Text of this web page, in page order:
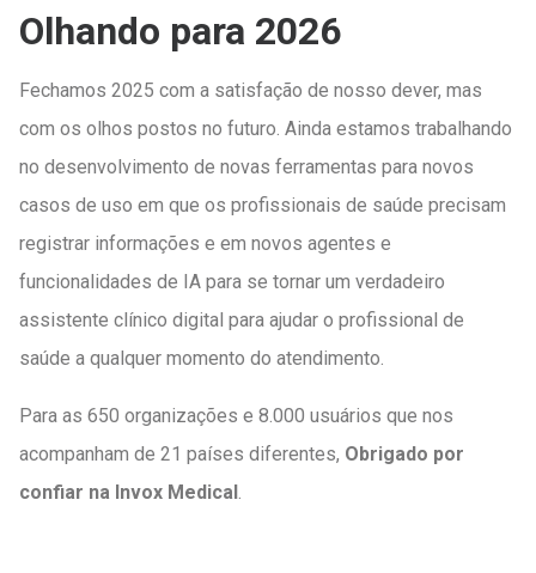
Olhando para 2026
Fechamos 2025 com a satisfação de nosso dever, mas
com os olhos postos no futuro. Ainda estamos trabalhando
no desenvolvimento de novas ferramentas para novos
casos de uso em que os profissionais de saúde precisam
registrar informações e em novos agentes e
funcionalidades de IA para se tornar um verdadeiro
assistente clínico digital para ajudar o profissional de
saúde a qualquer momento do atendimento.
Para as 650 organizações e 8.000 usuários que nos
acompanham de 21 países diferentes, Obrigado por
confiar na Invox Medical.